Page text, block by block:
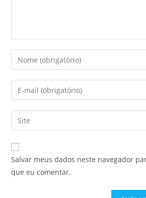
Salvar meus dados neste navegador
que eu comentar.